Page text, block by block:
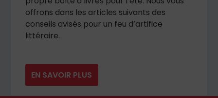
offrons dans les articles suivants des
conseils avisés pour un feu d’artifice
littéraire.
EN SAVOIR PLUS